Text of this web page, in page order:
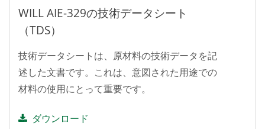
WILL AIE-329の技術データシート
（TDS）
技術データシートは、原材料の技術データを記
述した文書です。これは、意図された用途での
材料の使用にとって重要です。
ダウンロード